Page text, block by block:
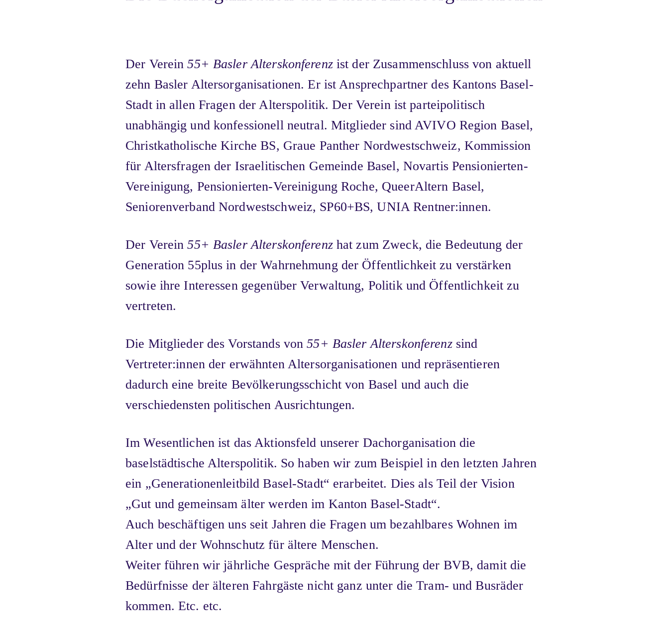
Der Verein55+ Basler Alterskonferenzist der Zusammenschluss von aktuell
zehn Basler Altersorganisationen. Er ist Ansprechpartner des Kantons Basel-
Stadt in allen Fragen der Alterspolitik. Der Verein ist parteipolitisch
unabhängig und konfessionell neutral. Mitglieder sind AVIVO Region Basel,
Christkatholische Kirche BS, Graue Panther Nordwestschweiz, Kommission
für Altersfragen der Israelitischen Gemeinde Basel, Novartis Pensionierten-
Vereinigung, Pensionierten-Vereinigung Roche, QueerAltern Basel,
Seniorenverband Nordwestschweiz, SP60+BS, UNIA Rentner:innen.
Der Verein55+ Basler Alterskonferenzhat zum Zweck, die Bedeutung der
Generation 55plus in der Wahrnehmung der Öffentlichkeit zu verstärken
sowie ihre Interessen gegenüber Verwaltung, Politik und Öffentlichkeit zu
vertreten.
Die Mitglieder des Vorstands von55+ Basler Alterskonferenzsind
Vertreter:innen der erwähnten Altersorganisationen und repräsentieren
dadurch eine breite Bevölkerungsschicht von Basel und auch die
verschiedensten politischen Ausrichtungen.
Im Wesentlichen ist das Aktionsfeld unserer Dachorganisation die
baselstädtische Alterspolitik. So haben wir zum Beispiel in den letzten Jahren
ein „Generationenleitbild Basel-Stadt“ erarbeitet. Dies als Teil der Vision
„Gut und gemeinsam älter werden im Kanton Basel-Stadt“.
Auch beschäftigen uns seit Jahren die Fragen um bezahlbares Wohnen im
Alter und der Wohnschutz für ältere Menschen.
Weiter führen wir jährliche Gespräche mit der Führung der BVB, damit die
Bedürfnisse der älteren Fahrgäste nicht ganz unter die Tram- und Busräder
kommen. Etc. etc.